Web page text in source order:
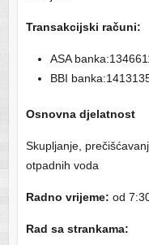
Transakcijski računi:
ASA
BBI
Osnovna djelatnost
Skupljanje,
otpadnih voda
Radno vrijeme: od
Rad sa strankama: